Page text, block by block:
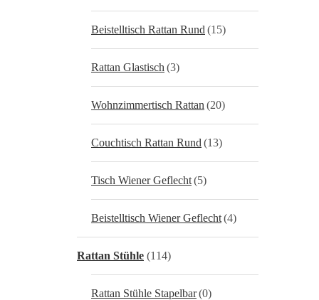
Beistelltisch Rattan Rund (15)
Rattan Glastisch (3)
Wohnzimmertisch Rattan (20)
Couchtisch Rattan Rund (13)
Tisch Wiener Geflecht(5)
Beistelltisch Wiener Geflecht(4)
Rattan Stühle (114)
Rattan Stühle Stapelbar(0)